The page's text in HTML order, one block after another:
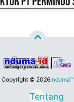
Copyright © 2026 nduma™
Tentang